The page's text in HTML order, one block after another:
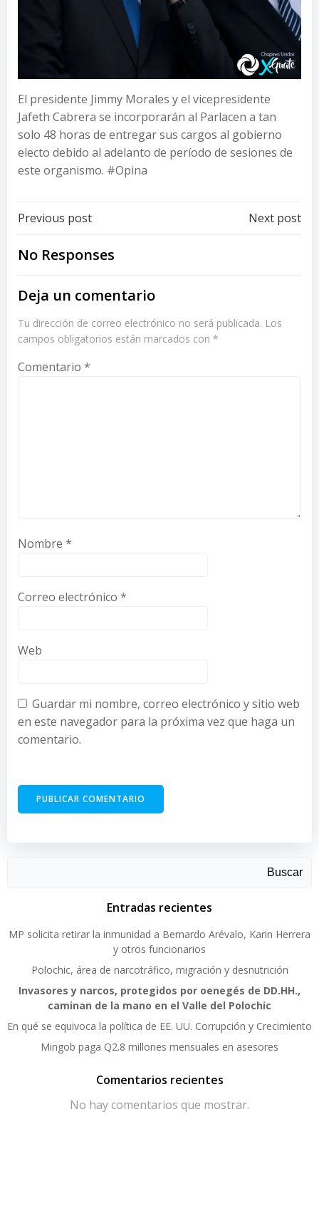
El presidente Jimmy Morales y el vicepresidente
Jafeth Cabrera se incorporarán al Parlacen a tan
solo 48 horas de entregar sus cargos al gobierno
electo debido al adelanto de período de sesiones de
este organismo. #Opina
Post
navigation
Previous post Next post
No Responses
Deja un comentario
Tu dirección de correo electrónico no será publicada. Los
campos obligatorios están marcados con *
Comentario *
Nombre *
Correo electrónico *
Web
Guardar mi nombre, correo electrónico y sitio web
en este navegador para la próxima vez que haga un
comentario.
Buscar
Entradas recientes
MP solicita retirar la inmunidad a Bernardo Arévalo, Karin Herrera
y otros funcionarios
Polochic, área de narcotráfico, migración y desnutrición
Invasores y narcos, protegidos por oenegés de DD.HH.,
caminan de la mano en el Valle del Polochic
En qué se equivoca la política de EE. UU. Corrupción y Crecimiento
Mingob paga Q2.8 millones mensuales en asesores
Comentarios recientes
No hay comentarios que mostrar.